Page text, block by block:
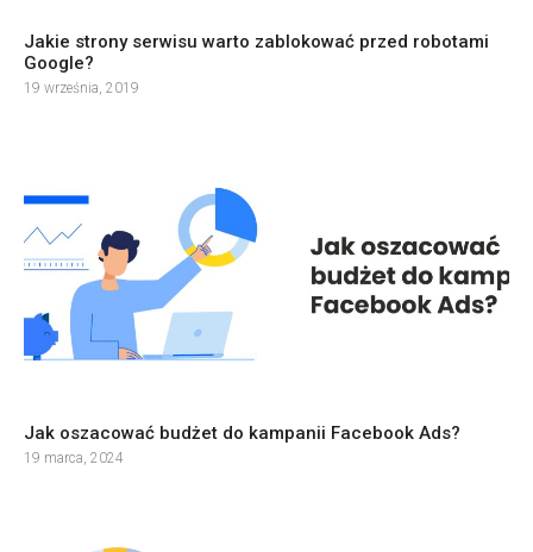
Jakie strony serwisu warto zablokować przed robotami
Google?
19 września, 2019
Jak oszacować budżet do kampanii Facebook Ads?
19 marca, 2024